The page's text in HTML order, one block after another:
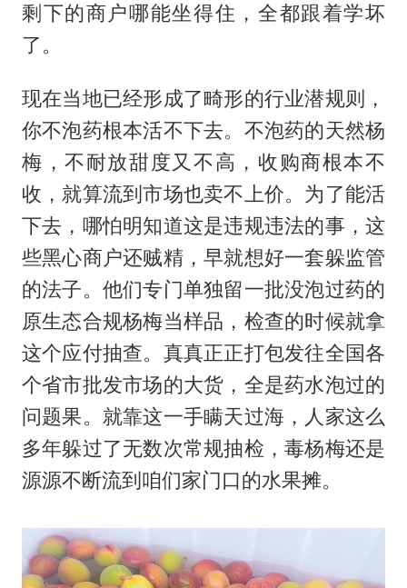
剩下的商户哪能坐得住，全都跟着学坏
了。
现在当地已经形成了畸形的行业潜规则，
你不泡药根本活不下去。不泡药的天然杨
梅，不耐放甜度又不高，收购商根本不
收，就算流到市场也卖不上价。为了能活
下去，哪怕明知道这是违规违法的事，这
些黑心商户还贼精，早就想好一套躲监管
的法子。他们专门单独留一批没泡过药的
原生态合规杨梅当样品，检查的时候就拿
这个应付抽查。真真正正打包发往全国各
个省市批发市场的大货，全是药水泡过的
问题果。就靠这一手瞒天过海，人家这么
多年躲过了无数次常规抽检，毒杨梅还是
源源不断流到咱们家门口的水果摊。